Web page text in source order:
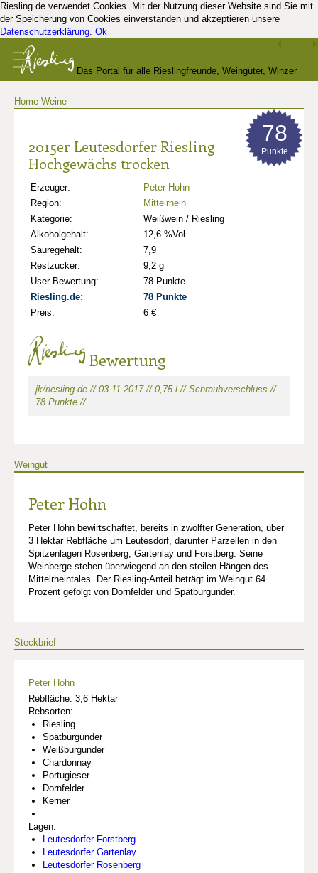
Riesling.de verwendet Cookies. Mit der Nutzung dieser Website sind Sie mit
der Speicherung von Cookies einverstanden und akzeptieren unsere
Datenschutzerklärung. Ok
Das Portal für alle Rieslingfreunde, Weingüter, Winzer
Home Weine
2015er Leutesdorfer Riesling
Hochgewächs trocken
Erzeuger:
Peter Hohn
Region:
Mittelrhein
Kategorie:
Weißwein / Riesling
Alkoholgehalt:
12,6 %Vol.
Säuregehalt:
7,9
Restzucker:
9,2 g
User Bewertung:
78 Punkte
Riesling.de:
78 Punkte
Preis:
6 €
78
Punkte
Bewertung
jk/riesling.de // 03.11.2017 // 0,75 l // Schraubverschluss //
78 Punkte //
Weingut
Peter Hohn
Peter Hohn bewirtschaftet, bereits in zwölfter Generation, über
3 Hektar Rebfläche um Leutesdorf, darunter Parzellen in den
Spitzenlagen Rosenberg, Gartenlay und Forstberg. Seine
Weinberge stehen überwiegend an den steilen Hängen des
Mittelrheintales. Der Riesling-Anteil beträgt im Weingut 64
Prozent gefolgt von Dornfelder und Spätburgunder.
Steckbrief
Peter Hohn
Rebfläche: 3,6 Hektar
Rebsorten:
Riesling
Spätburgunder
Weißburgunder
Chardonnay
Portugieser
Dornfelder
Kerner
Lagen:
Leutesdorfer Forstberg
Leutesdorfer Gartenlay
Leutesdorfer Rosenberg